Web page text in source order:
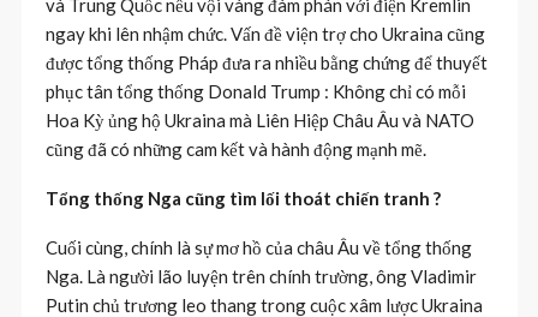
và Trung Quốc nếu vội vàng đàm phán với điện Kremlin
ngay khi lên nhậm chức. Vấn đề viện trợ cho Ukraina cũng
được tổng thống Pháp đưa ra nhiều bằng chứng để thuyết
phục tân tổng thống Donald Trump : Không chỉ có mỗi
Hoa Kỳ ủng hộ Ukraina mà Liên Hiệp Châu Âu và NATO
cũng đã có những cam kết và hành động mạnh mẽ.
Tổng thống Nga cũng tìm lối thoát chiến tranh ?
Cuối cùng, chính là sự mơ hồ của châu Âu về tổng thống
Nga. Là người lão luyện trên chính trường, ông Vladimir
Putin chủ trương leo thang trong cuộc xâm lược Ukraina